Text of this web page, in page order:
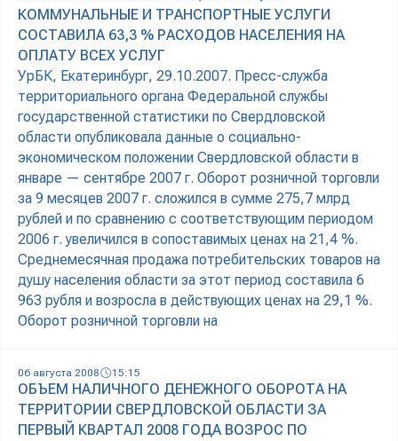
КОММУНАЛЬНЫЕ И ТРАНСПОРТНЫЕ УСЛУГИ
СОСТАВИЛА 63,3 % РАСХОДОВ НАСЕЛЕНИЯ НА
ОПЛАТУ ВСЕХ УСЛУГ
УрБК, Екатеринбург, 29.10.2007. Пресс-служба
территориального органа Федеральной службы
государственной статистики по Свердловской
области опубликовала данные о социально-
экономическом положении Свердловской области в
январе — сентябре 2007 г. Оборот розничной торговли
за 9 месяцев 2007 г. сложился в сумме 275,7 млрд
рублей и по сравнению с соответствующим периодом
2006 г. увеличился в сопоставимых ценах на 21,4 %.
Среднемесячная продажа потребительских товаров на
душу населения области за этот период составила 6
963 рубля и возросла в действующих ценах на 29,1 %.
Оборот розничной торговли на
06 августа 2008 15:15
ОБЪЕМ НАЛИЧНОГО ДЕНЕЖНОГО ОБОРОТА НА
ТЕРРИТОРИИ СВЕРДЛОВСКОЙ ОБЛАСТИ ЗА
ПЕРВЫЙ КВАРТАЛ 2008 ГОДА ВОЗРОС ПО